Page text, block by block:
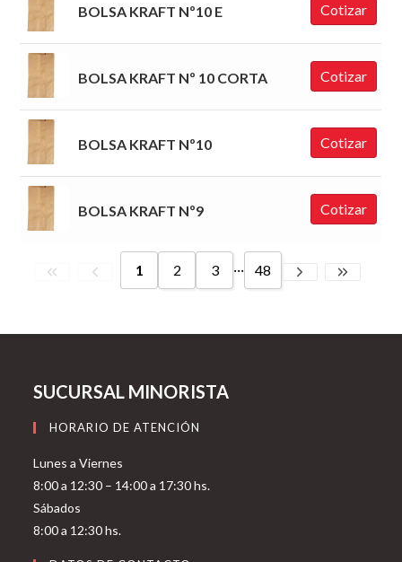
BOLSA KRAFT Nº10 E Cotizar
BOLSA KRAFT Nº 10 CORTA Cotizar
BOLSA KRAFT Nº10 Cotizar
BOLSA KRAFT Nº9 Cotizar
1 2 3 ... 48
SUCURSAL MINORISTA
HORARIO DE ATENCIÓN
Lunes a Viernes
8:00 a 12:30 – 14:00 a 17:30 hs.
Sábados
8:00 a 12:30 hs.